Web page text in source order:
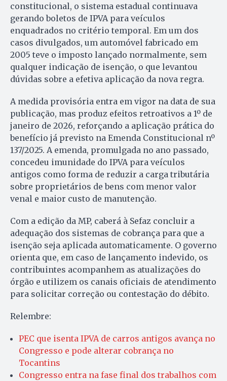
constitucional, o sistema estadual continuava
gerando boletos de IPVA para veículos
enquadrados no critério temporal. Em um dos
casos divulgados, um automóvel fabricado em
2005 teve o imposto lançado normalmente, sem
qualquer indicação de isenção, o que levantou
dúvidas sobre a efetiva aplicação da nova regra.
A medida provisória entra em vigor na data de sua
publicação, mas produz efeitos retroativos a 1º de
janeiro de 2026, reforçando a aplicação prática do
benefício já previsto na Emenda Constitucional nº
137/2025. A emenda, promulgada no ano passado,
concedeu imunidade do IPVA para veículos
antigos como forma de reduzir a carga tributária
sobre proprietários de bens com menor valor
venal e maior custo de manutenção.
Com a edição da MP, caberá à Sefaz concluir a
adequação dos sistemas de cobrança para que a
isenção seja aplicada automaticamente. O governo
orienta que, em caso de lançamento indevido, os
contribuintes acompanhem as atualizações do
órgão e utilizem os canais oficiais de atendimento
para solicitar correção ou contestação do débito.
Relembre:
PEC que isenta IPVA de carros antigos avança no
Congresso e pode alterar cobrança no
Tocantins
Congresso entra na fase final dos trabalhos com